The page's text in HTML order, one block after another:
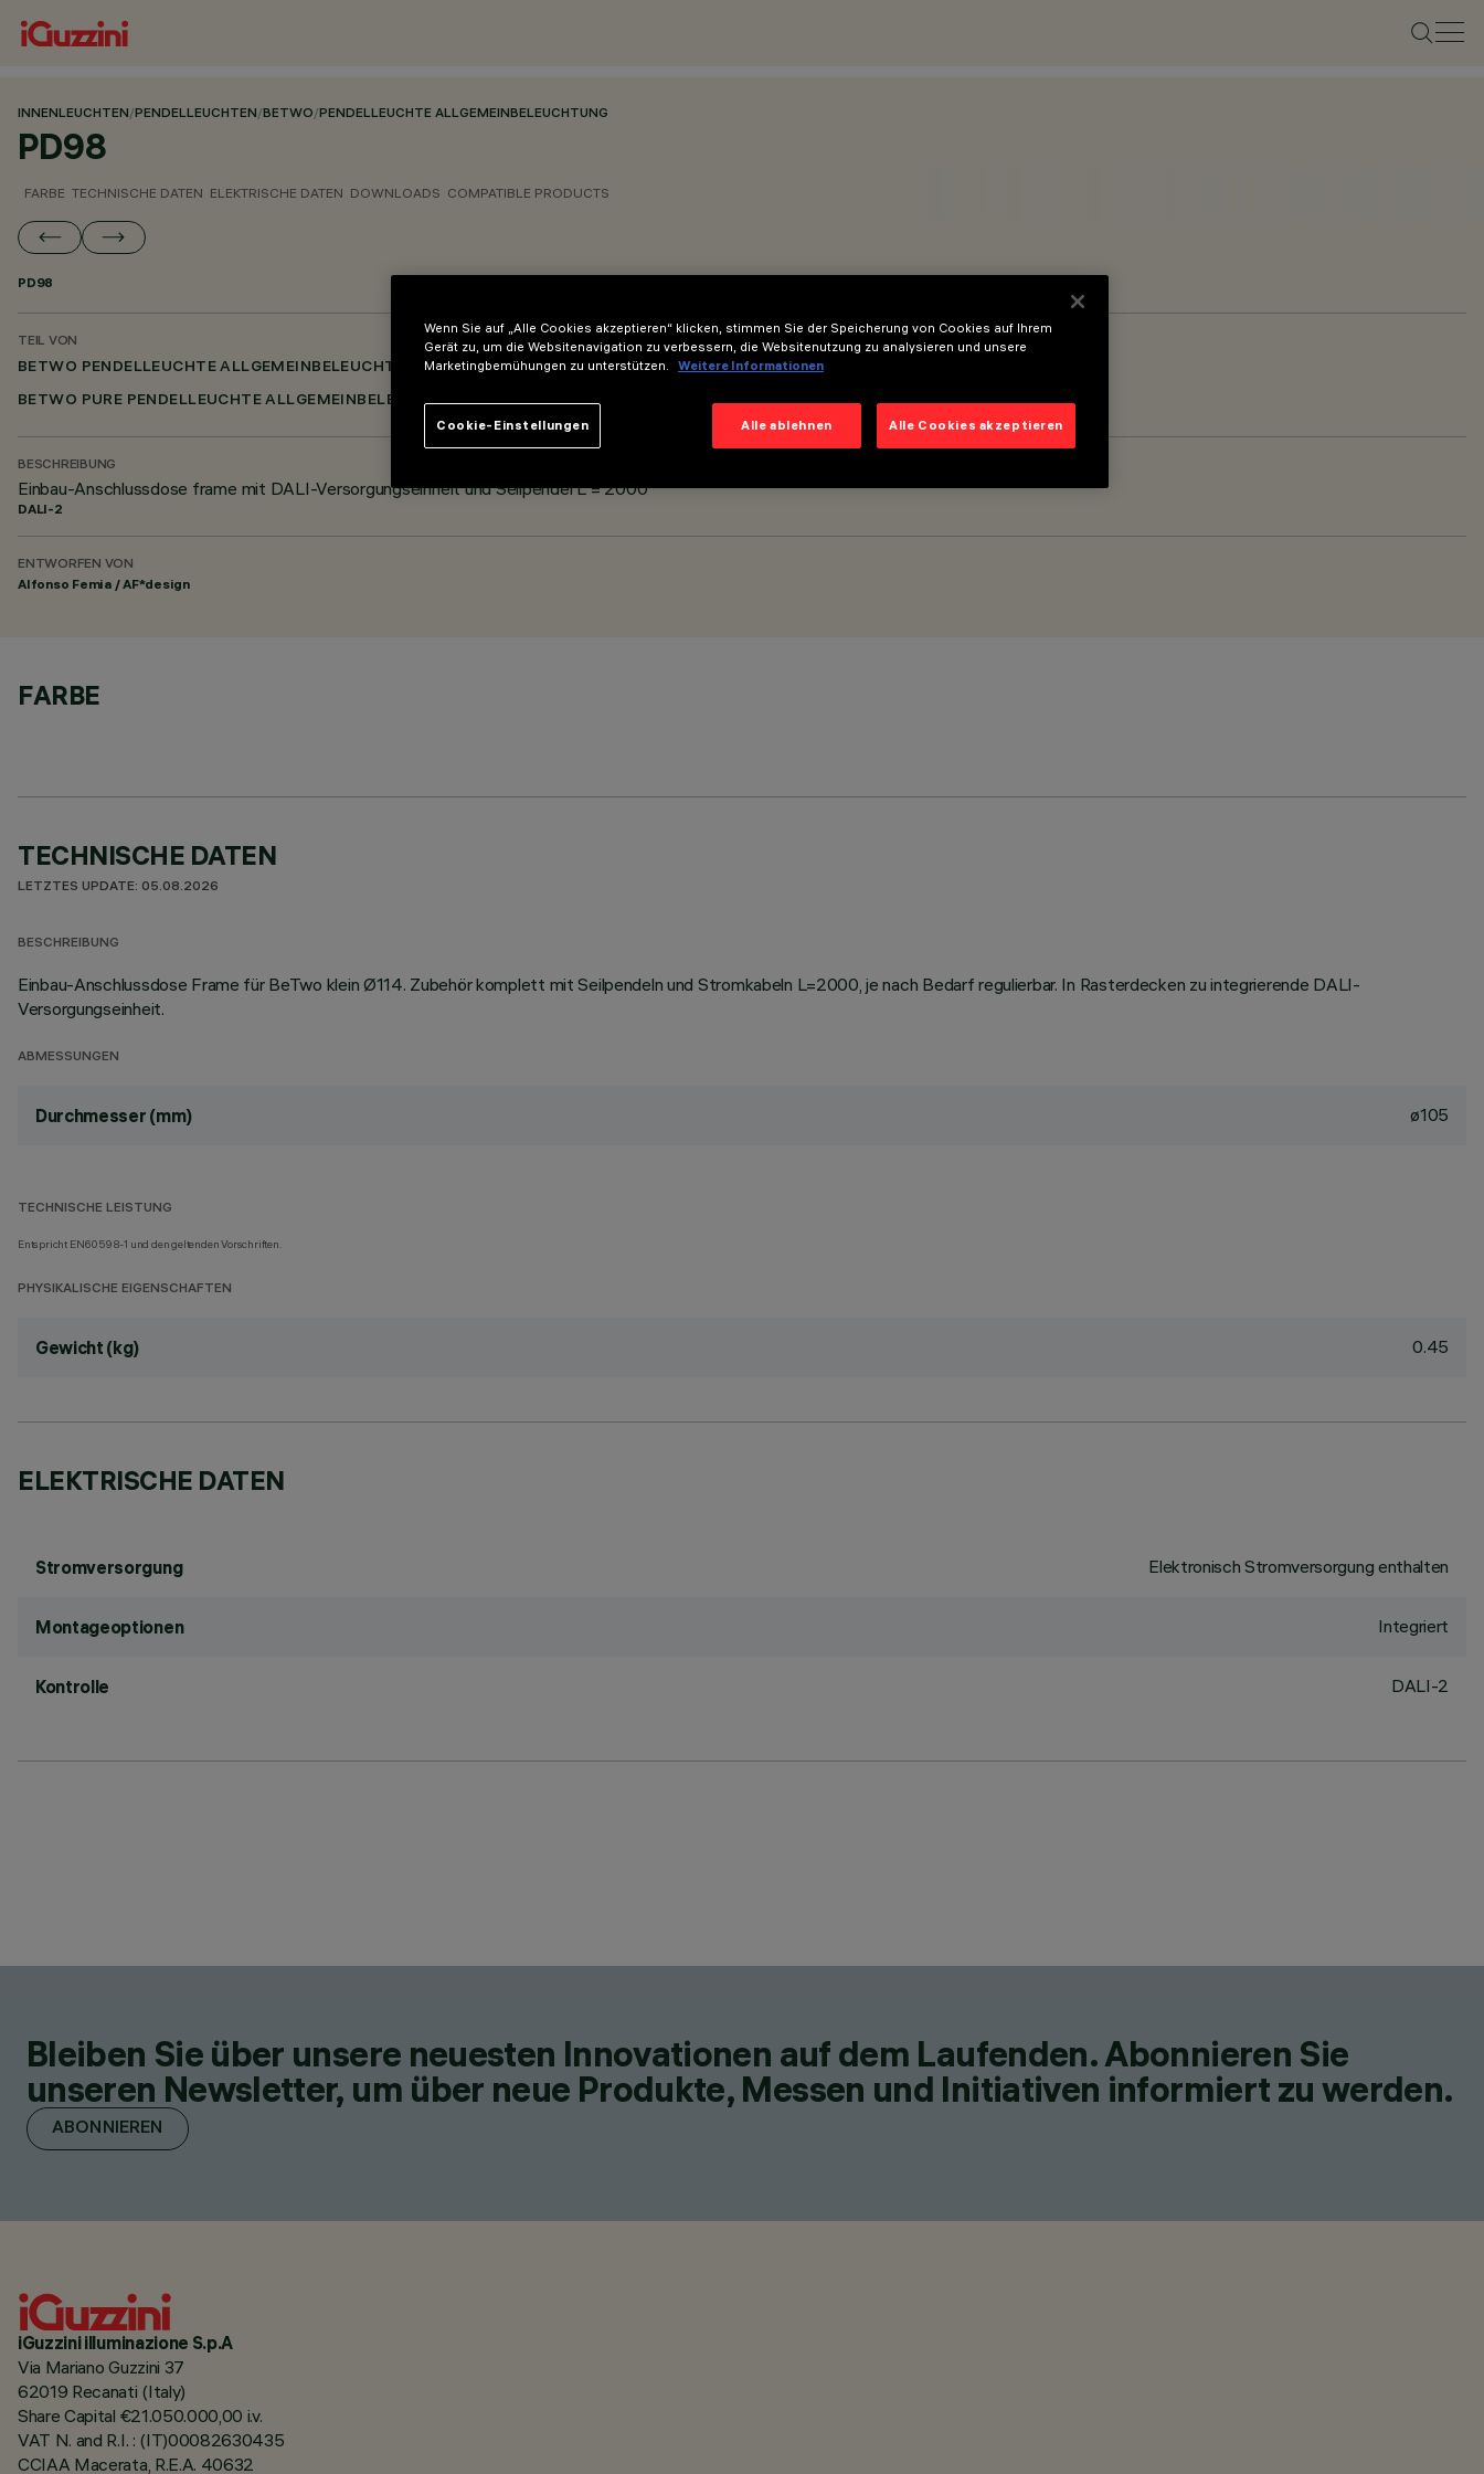
INNENLEUCHTEN/PENDELLEUCHTEN/BETWO/PENDELLEUCHTE ALLGEMEINBELEUCHTUNG
PD98
FARBE TECHNISCHE DATEN ELEKTRISCHE DATEN DOWNLOADS COMPATIBLE PRODUCTS
PD98
TEIL VON
BETWO PENDELLEUCHTE ALLGEMEINBELEUCHTUNG
BETWO PURE PENDELLEUCHTE ALLGEMEINBELEUCHTUNG
BESCHREIBUNG
Einbau-Anschlussdose frame mit DALI-Versorgungseinheit und Seilpendel L = 2000
DALI-2
ENTWORFEN VON
Alfonso Femia / AF*design
FARBE
TECHNISCHE DATEN
LETZTES UPDATE: 05.08.2026
BESCHREIBUNG
Einbau-Anschlussdose Frame für BeTwo klein Ø114. Zubehör komplett mit Seilpendeln und Stromkabeln L=2000, je nach Bedarf regulierbar. In Rasterdecken zu integrierende DALI-
Versorgungseinheit.
ABMESSUNGEN
Durchmesser (mm) ø105
TECHNISCHE LEISTUNG
Entspricht EN60598-1 und den geltenden Vorschriften.
PHYSIKALISCHE EIGENSCHAFTEN
Gewicht (kg) 0.45
ELEKTRISCHE DATEN
Stromversorgung Elektronisch Stromversorgung enthalten
Montageoptionen Integriert
Kontrolle DALI-2
Bleiben Sie über unsere neuesten Innovationen auf dem Laufenden. Abonnieren Sie
unseren Newsletter, um über neue Produkte, Messen und Initiativen informiert zu werden.
ABONNIEREN
iGuzzini illuminazione S.p.A
Via Mariano Guzzini 37
62019 Recanati (Italy)
Share Capital €21.050.000,00 i.v.
VAT N. and R.I. : (IT)00082630435
CCIAA Macerata, R.E.A. 40632
Wenn Sie auf „Alle Cookies akzeptieren“ klicken, stimmen Sie der Speicherung von Cookies auf Ihrem
Gerät zu, um die Websitenavigation zu verbessern, die Websitenutzung zu analysieren und unsere
Marketingbemühungen zu unterstützen.
Weitere Informationen
Alle ablehnen Alle Cookies akzeptieren
Cookie-Einstellungen